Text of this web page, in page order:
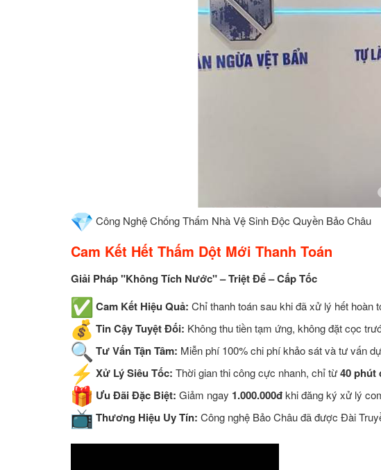
Công Nghệ Chống Thấm Nhà Vệ Sinh Độc Quyền Bảo Châu
Cam Kết Hết Thấm Dột Mới Thanh Toán
Giải Pháp "Không Tích Nước" – Triệt Để – Cấp Tốc
Cam Kết Hiệu Quả: Chỉ thanh toán sau khi đã xử lý hết hoàn
Tin Cậy Tuyệt Đối: Không thu tiền tạm ứng, không đặt cọc
Tư Vấn Tận Tâm: Miễn phí 100% chi phí khảo sát và tư vấn
Xử Lý Siêu Tốc: Thời gian thi công cực nhanh, chỉ từ40 phút
Ưu Đãi Đặc Biệt: Giảm ngay 1.000.000đkhi đăng ký xử lý
Thương Hiệu Uy Tín: Công nghệ Bảo Châu đã được Đài